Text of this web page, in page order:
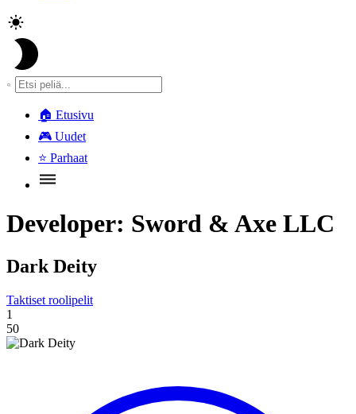
🏠 Etusivu
🎮 Uudet
⭐ Parhaat
Developer: Sword & Axe LLC
Dark Deity
Taktiset roolipelit
1
50